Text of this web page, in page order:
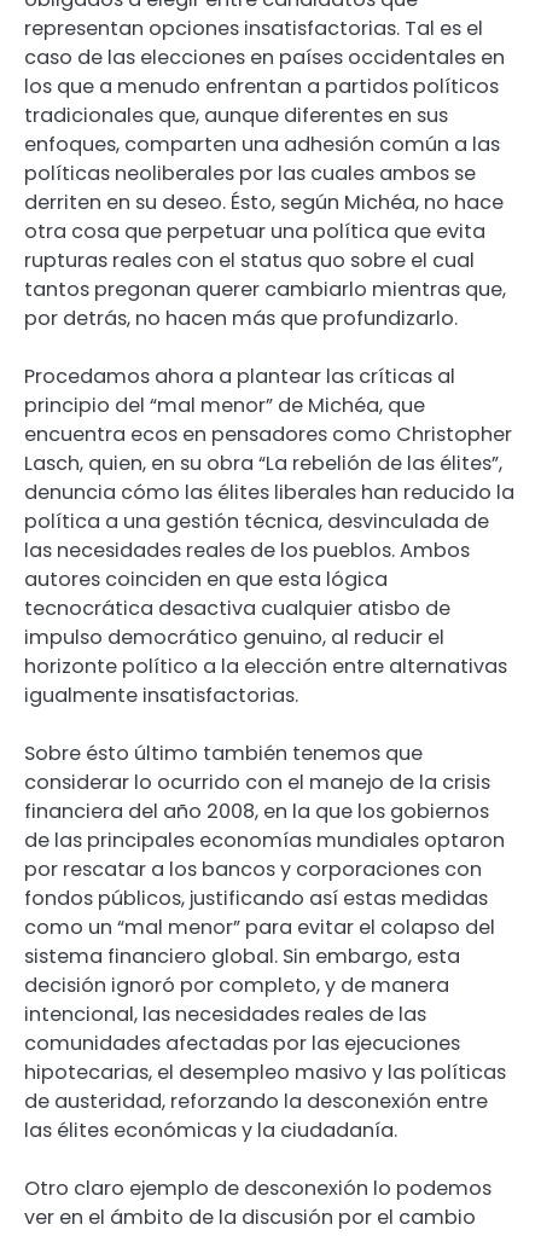
representan opciones insatisfactorias. Tal es el
caso de las elecciones en países occidentales en
los que a menudo enfrentan a partidos políticos
tradicionales que, aunque diferentes en sus
enfoques, comparten una adhesión común a las
políticas neoliberales por las cuales ambos se
derriten en su deseo. Ésto, según Michéa, no hace
otra cosa que perpetuar una política que evita
rupturas reales con el status quo sobre el cual
tantos pregonan querer cambiarlo mientras que,
por detrás, no hacen más que profundizarlo.
Procedamos ahora a plantear las críticas al
principio del “mal menor” de Michéa, que
encuentra ecos en pensadores como Christopher
Lasch, quien, en su obra “La rebelión de las élites”,
denuncia cómo las élites liberales han reducido la
política a una gestión técnica, desvinculada de
las necesidades reales de los pueblos. Ambos
autores coinciden en que esta lógica
tecnocrática desactiva cualquier atisbo de
impulso democrático genuino, al reducir el
horizonte político a la elección entre alternativas
igualmente insatisfactorias.
Sobre ésto último también tenemos que
considerar lo ocurrido con el manejo de la crisis
financiera del año 2008, en la que los gobiernos
de las principales economías mundiales optaron
por rescatar a los bancos y corporaciones con
fondos públicos, justificando así estas medidas
como un “mal menor” para evitar el colapso del
sistema financiero global. Sin embargo, esta
decisión ignoró por completo, y de manera
intencional, las necesidades reales de las
comunidades afectadas por las ejecuciones
hipotecarias, el desempleo masivo y las políticas
de austeridad, reforzando la desconexión entre
las élites económicas y la ciudadanía.
Otro claro ejemplo de desconexión lo podemos
ver en el ámbito de la discusión por el cambio